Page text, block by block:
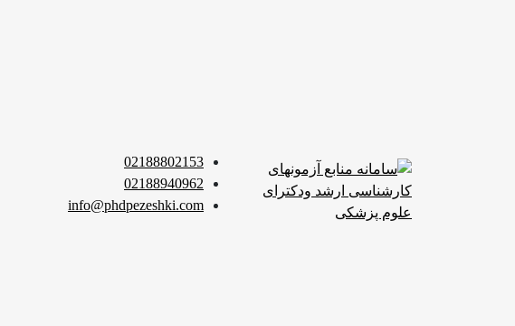
02188802153
02188940962
info@phdpezeshki.com